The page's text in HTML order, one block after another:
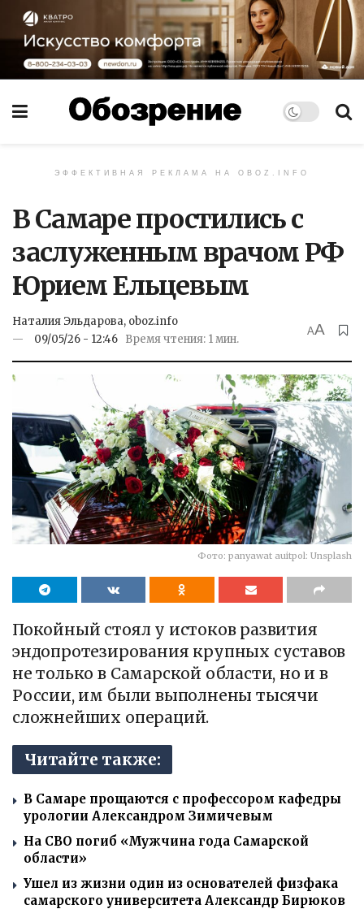
ЭФФЕКТИВНАЯ РЕКЛАМА НА OBOZ.INFO
В Самаре простились с
заслуженным врачом РФ
Юрием Ельцевым
Наталия Эльдарова, oboz.info
09/05/26 - 12:46 Время чтения: 1 мин.
AA
Фото: panyawat auitpol: Unsplash
Покойный стоял у истоков развития
эндопротезирования крупных суставов
не только в Самарской области, но и в
России, им были выполнены тысячи
сложнейших операций.
Читайте также:
В Самаре прощаются с профессором кафедры
урологии Александром Зимичевым
На СВО погиб «Мужчина года Самарской
области»
Ушел из жизни один из основателей физфака
самарского университета Александр Бирюков